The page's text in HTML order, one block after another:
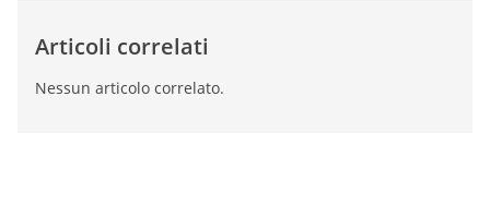
Articoli correlati
Nessun articolo correlato.